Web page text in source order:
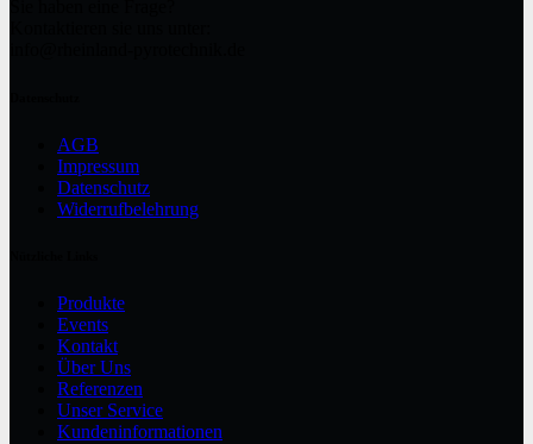
AGB
Impressum
Datenschutz
Widerrufbelehrung
Produkte
Events
Kontakt
Über Uns
Referenzen
Unser Service
Kundeninformationen